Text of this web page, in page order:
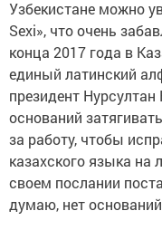
Узбекистане можно
Sexi», что очень
конца 2017 года в
единый латинский
президент Нурсултан
оснований
за работу, чтобы
казахского языка на
своем послании
думаю, нет